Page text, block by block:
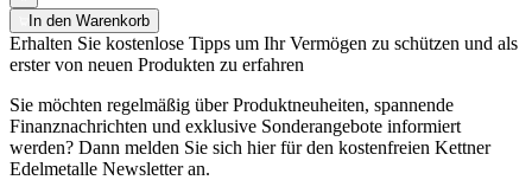
In den Warenkorb
Erhalten Sie kostenlose Tipps um Ihr Vermögen zu schützen und als
erster von neuen Produkten zu erfahren
Sie möchten regelmäßig über Produktneuheiten, spannende
Finanznachrichten und exklusive Sonderangebote informiert
werden? Dann melden Sie sich hier für den kostenfreien Kettner
Edelmetalle Newsletter an.